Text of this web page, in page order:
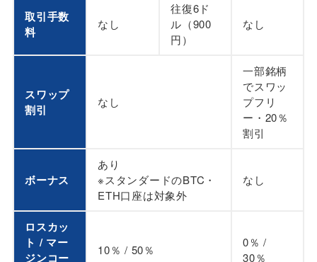
取引手数
料
なし
往復6ド
ル（900
円）
なし
スワップ
割引
なし
一部銘柄
でスワッ
プフリ
ー・20％
割引
ボーナス
あり
※スタンダードのBTC・
ETH口座は対象外
なし
ロスカッ
ト / マー
ジンコー
10％ / 50％
0％ /
30％